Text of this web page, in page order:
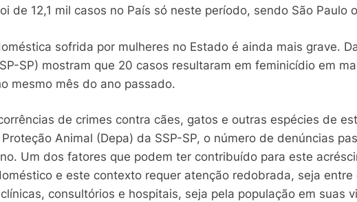
de 12,1 mil casos no País só neste período, sendo São
sofrida por mulheres no Estado é ainda mais grave.
SP) mostram que 20 casos resultaram em feminicídio em
mesmo mês do ano passado.
de crimes contra cães, gatos e outras espécies de
Animal (Depa) da SSP-SP, o número de denúncias
Um dos fatores que podem ter contribuído para este
e este contexto requer atenção redobrada, seja
consultórios e hospitais, seja pela população em suas